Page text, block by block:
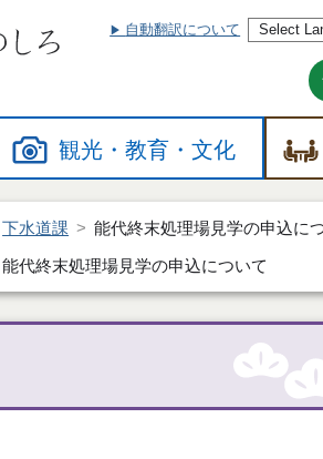
自動翻訳について
観光・教育・文化
下水道課 能代終末処理場見学の申込に
能代終末処理場見学の申込について